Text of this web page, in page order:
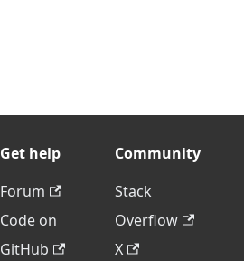
Get help
Forum
Code on
GitHub
Community
Stack
Overflow
X